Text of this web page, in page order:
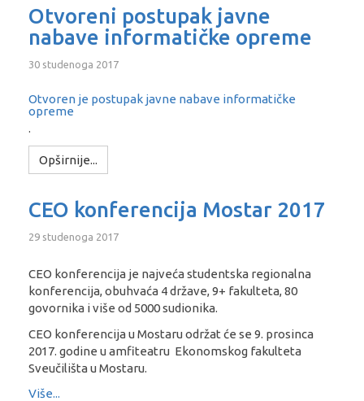
Otvoreni postupak javne
nabave informatičke opreme
30 studenoga 2017
Otvoren je postupak javne nabave informatičke
opreme
.
Opširnije...
CEO konferencija Mostar 2017
29 studenoga 2017
CEO konferencija je najveća studentska regionalna
konferencija, obuhvaća 4 države, 9+ fakulteta, 80
govornika i više od 5000 sudionika.
CEO konferencija u Mostaru održat će se 9. prosinca
2017. godine u amfiteatru Ekonomskog fakulteta
Sveučilišta u Mostaru.
Više...